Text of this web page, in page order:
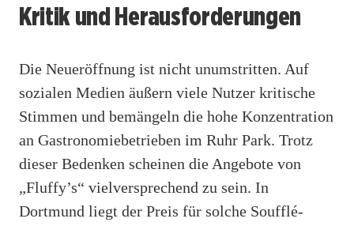
Kritik und Herausforderungen
Die Neueröffnung ist nicht unumstritten. Auf
sozialen Medien äußern viele Nutzer kritische
Stimmen und bemängeln die hohe Konzentration
an Gastronomiebetrieben im Ruhr Park. Trotz
dieser Bedenken scheinen die Angebote von
„Fluffy’s“ vielversprechend zu sein. In
Dortmund liegt der Preis für solche Soufflé-